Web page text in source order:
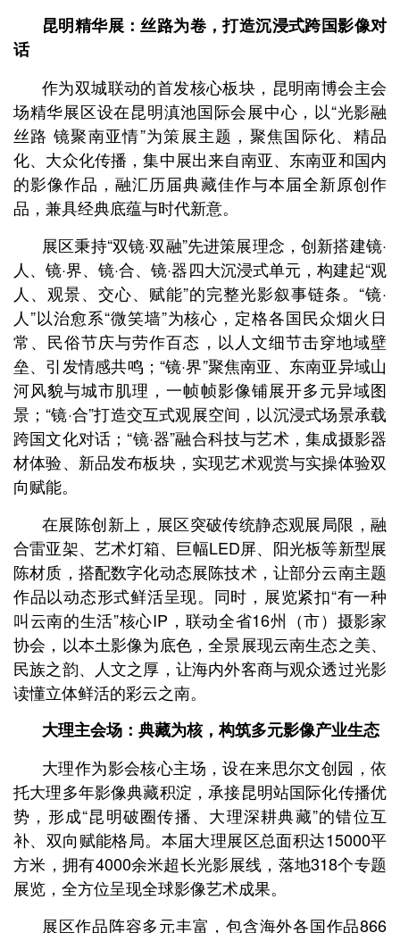
昆明精华展：丝路为卷，打造沉浸式跨国影像对
话
作为双城联动的首发核心板块，昆明南博会主会
场精华展区设在昆明滇池国际会展中心，以“光影融
丝路 镜聚南亚情”为策展主题，聚焦国际化、精品
化、大众化传播，集中展出来自南亚、东南亚和国内
的影像作品，融汇历届典藏佳作与本届全新原创作
品，兼具经典底蕴与时代新意。
展区秉持“双镜·双融”先进策展理念，创新搭建镜·
人、镜·界、镜·合、镜·器四大沉浸式单元，构建起“观
人、观景、交心、赋能”的完整光影叙事链条。“镜·
人”以治愈系“微笑墙”为核心，定格各国民众烟火日
常、民俗节庆与劳作百态，以人文细节击穿地域壁
垒、引发情感共鸣；“镜·界”聚焦南亚、东南亚异域山
河风貌与城市肌理，一帧帧影像铺展开多元异域图
景；“镜·合”打造交互式观展空间，以沉浸式场景承载
跨国文化对话；“镜·器”融合科技与艺术，集成摄影器
材体验、新品发布板块，实现艺术观赏与实操体验双
向赋能。
在展陈创新上，展区突破传统静态观展局限，融
合雷亚架、艺术灯箱、巨幅LED屏、阳光板等新型展
陈材质，搭配数字化动态展陈技术，让部分云南主题
作品以动态形式鲜活呈现。同时，展览紧扣“有一种
叫云南的生活”核心IP，联动全省16州（市）摄影家
协会，以本土影像为底色，全景展现云南生态之美、
民族之韵、人文之厚，让海内外客商与观众透过光影
读懂立体鲜活的彩云之南。
大理主会场：典藏为核，构筑多元影像产业生态
大理作为影会核心主场，设在来思尔文创园，依
托大理多年影像典藏积淀，承接昆明站国际化传播优
势，形成“昆明破圈传播、大理深耕典藏”的错位互
补、双向赋能格局。本届大理展区总面积达15000平
方米，拥有4000余米超长光影展线，落地318个专题
展览，全方位呈现全球影像艺术成果。
展区作品阵容多元丰富，包含海外各国作品866